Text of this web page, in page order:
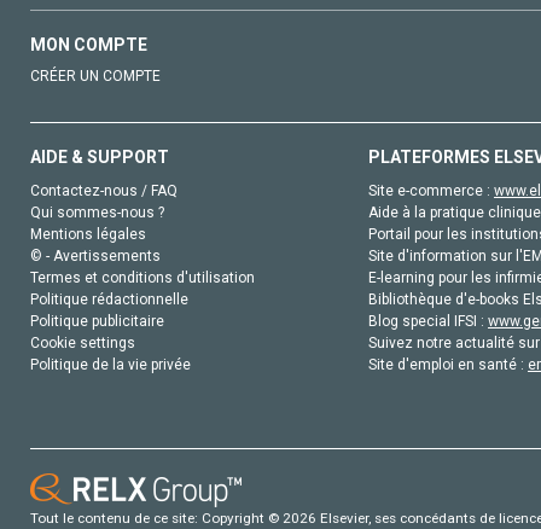
MON COMPTE
CRÉER UN COMPTE
AIDE & SUPPORT
Contactez-nous / FAQ
Qui sommes-nous ?
Mentions légales
© - Avertissements
Termes et conditions d'utilisation
Politique rédactionnelle
Politique publicitaire
Cookie settings
Politique de la vie privée
PLATEFORMES
Site e-commerce :
Aide à la pratique
Portail pour les
Site d'information sur
E-learning pour les
Bibliothèque d'e-books
Blog special IFSI :
Suivez notre actualité
Site d'emploi en santé :
Tout le contenu de ce site: Copyright © 2026 Elsevier, ses concédants de